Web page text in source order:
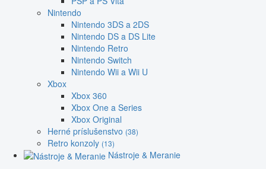
Nintendo
Nintendo 3DS a 2DS
Nintendo DS a DS Lite
Nintendo Retro
Nintendo Switch
Nintendo Wii a Wii U
Xbox
Xbox 360
Xbox One a Series
Xbox Original
Herné príslušenstvo (38)
Retro konzoly (13)
Nástroje & Meranie